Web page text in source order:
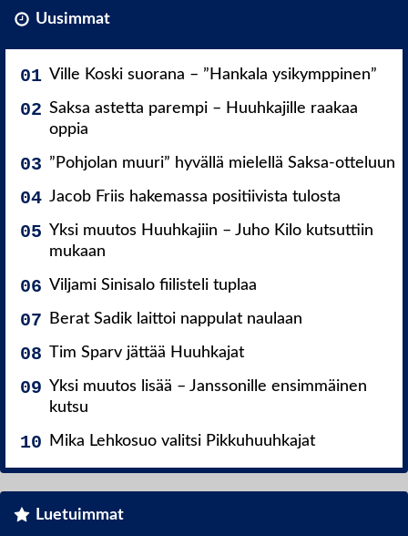
Uusimmat
Ville Koski suorana – ”Hankala ysikymppinen”
Saksa astetta parempi – Huuhkajille raakaa
oppia
”Pohjolan muuri” hyvällä mielellä Saksa-otteluun
Jacob Friis hakemassa positiivista tulosta
Yksi muutos Huuhkajiin – Juho Kilo kutsuttiin
mukaan
Viljami Sinisalo fiilisteli tuplaa
Berat Sadik laittoi nappulat naulaan
Tim Sparv jättää Huuhkajat
Yksi muutos lisää – Janssonille ensimmäinen
kutsu
Mika Lehkosuo valitsi Pikkuhuuhkajat
Luetuimmat